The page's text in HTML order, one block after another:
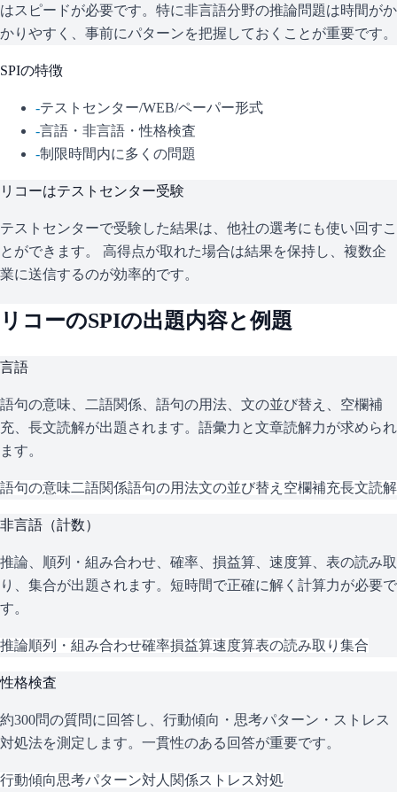
はスピードが必要です。特に非言語分野の推論問題は時間がか
かりやすく、事前にパターンを把握しておくことが重要です。
SPIの特徴
-テストセンター/WEB/ペーパー形式
-言語・非言語・性格検査
-制限時間内に多くの問題
リコーはテストセンター受験
テストセンターで受験した結果は、他社の選考にも使い回すこ
とができます。 高得点が取れた場合は結果を保持し、複数企
業に送信するのが効率的です。
リコーのSPIの出題内容と例題
言語
語句の意味、二語関係、語句の用法、文の並び替え、空欄補
充、長文読解が出題されます。語彙力と文章読解力が求められ
ます。
語句の意味二語関係語句の用法文の並び替え 空欄補充長文読解
非言語（計数）
推論、順列・組み合わせ、確率、損益算、速度算、表の読み取
り、集合が出題されます。短時間で正確に解く計算力が必要で
す。
推論順列・組み合わせ確率損益算速度算表の読み取り 集合
性格検査
約300問の質問に回答し、行動傾向・思考パターン・ストレス
対処法を測定します。一貫性のある回答が重要です。
行動傾向思考パターン対人関係ストレス対処